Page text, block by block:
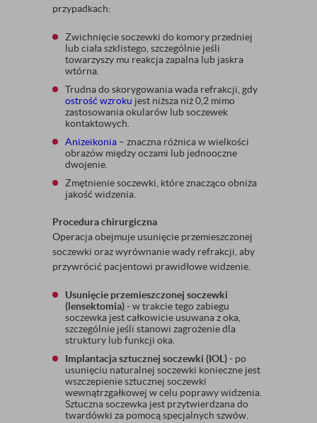
przypadkach:
Zwichnięcie soczewki do komory przedniej
lub ciała szklistego, szczególnie jeśli
towarzyszy mu reakcja zapalna lub jaskra
wtórna.
Trudna do skorygowania wada refrakcji, gdy
ostrość wzroku jest niższa niż 0,2 mimo
zastosowania okularów lub soczewek
kontaktowych.
Anizeikonia – znaczna różnica w wielkości
obrazów między oczami lub jednooczne
dwojenie.
Zmętnienie soczewki, które znacząco obniża
jakość widzenia.
Procedura chirurgiczna
Operacja obejmuje usunięcie przemieszczonej
soczewki oraz wyrównanie wady refrakcji, aby
przywrócić pacjentowi prawidłowe widzenie.
Usunięcie przemieszczonej soczewki
(lensektomia) -w trakcie tego zabiegu
soczewka jest całkowicie usuwana z oka,
szczególnie jeśli stanowi zagrożenie dla
struktury lub funkcji oka.
Implantacja sztucznej soczewki (IOL)- po
usunięciu naturalnej soczewki konieczne jest
wszczepienie sztucznej soczewki
wewnątrzgałkowej w celu poprawy widzenia.
Sztuczna soczewka jest przytwierdzana do
twardówki za pomocą specjalnych szwów.